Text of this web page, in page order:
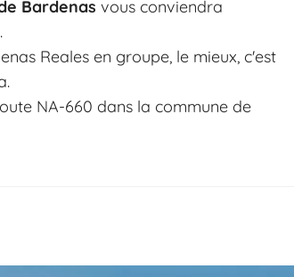
Bardenas vous conviendra
Reales en groupe, le mieux, c'est
NA-660 dans la commune de